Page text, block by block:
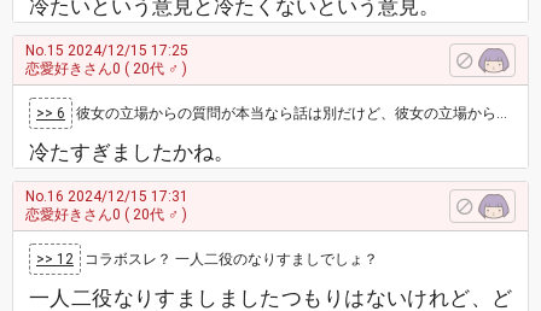
冷たいという意見と冷たくないという意見。
No.15 2024/12/15 17:25
恋愛好きさん0 ( 20代 ♂ )
>> 6 彼女の立場からの質問が本当なら話は別だけど、彼女の立場からの質問はあなたが書いたのなら、と考えると、 39度も熱あって、彼女１人で置い…
冷たすぎましたかね。
No.16 2024/12/15 17:31
恋愛好きさん0 ( 20代 ♂ )
>> 12 コラボスレ？ 一人二役のなりすましでしょ？
一人二役なりすましましたつもりはないけれど、ど